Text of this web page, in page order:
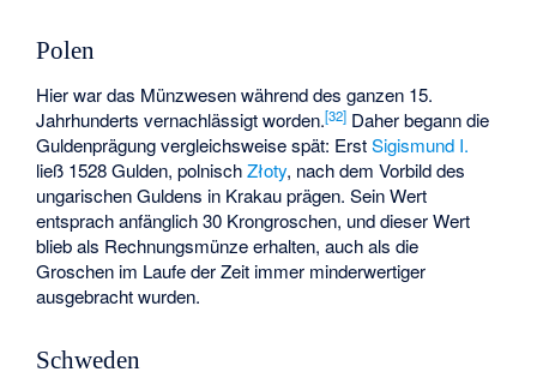
Polen
Hier war das Münzwesen während des ganzen 15.
Jahrhunderts vernachlässigt worden.[32] Daher begann die
Guldenprägung vergleichsweise spät: ErstSigismund I.
ließ 1528 Gulden, polnischZłoty, nach dem Vorbild des
ungarischen Guldens in Krakau prägen. Sein Wert
entsprach anfänglich 30 Krongroschen, und dieser Wert
blieb als Rechnungsmünze erhalten, auch als die
Groschen im Laufe der Zeit immer minderwertiger
ausgebracht wurden.
Schweden